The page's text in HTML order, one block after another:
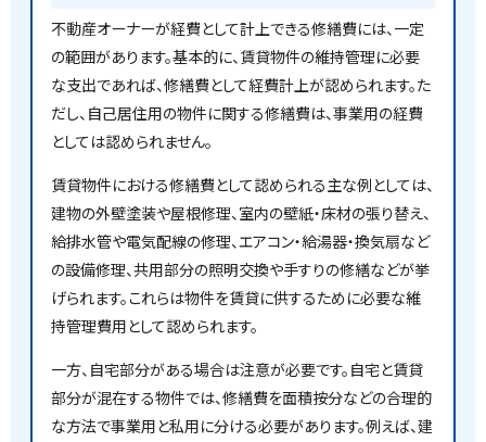
不動産オーナーが経費として計上できる修繕費には、一定
の範囲があります。基本的に、賃貸物件の維持管理に必要
な支出であれば、修繕費として経費計上が認められます。た
だし、自己居住用の物件に関する修繕費は、事業用の経費
としては認められません。
賃貸物件における修繕費として認められる主な例としては、
建物の外壁塗装や屋根修理、室内の壁紙・床材の張り替え、
給排水管や電気配線の修理、エアコン・給湯器・換気扇など
の設備修理、共用部分の照明交換や手すりの修繕などが挙
げられます。これらは物件を賃貸に供するために必要な維
持管理費用として認められます。
一方、自宅部分がある場合は注意が必要です。自宅と賃貸
部分が混在する物件では、修繕費を面積按分などの合理的
な方法で事業用と私用に分ける必要があります。例えば、建